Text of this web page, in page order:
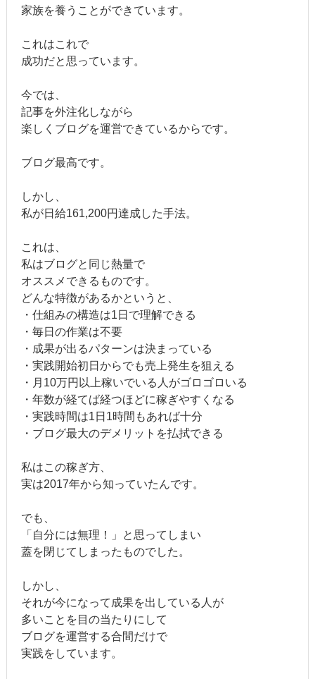
家族を養うことができています。
これはこれで
成功だと思っています。
今では、
記事を外注化しながら
楽しくブログを運営できているからです。
ブログ最高です。
しかし、
私が日給161,200円達成した手法。
これは、
私はブログと同じ熱量で
オススメできるものです。
どんな特徴があるかというと、
・仕組みの構造は1日で理解できる
・毎日の作業は不要
・成果が出るパターンは決まっている
・実践開始初日からでも売上発生を狙える
・月10万円以上稼いでいる人がゴロゴロいる
・年数が経てば経つほどに稼ぎやすくなる
・実践時間は1日1時間もあれば十分
・ブログ最大のデメリットを払拭できる
私はこの稼ぎ方、
実は2017年から知っていたんです。
でも、
「自分には無理！」と思ってしまい
蓋を閉じてしまったものでした。
しかし、
それが今になって成果を出している人が
多いことを目の当たりにして
ブログを運営する合間だけで
実践をしています。